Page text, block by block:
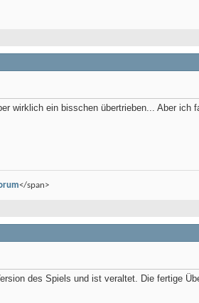
wirklich ein bisschen übertrieben... Aber ich
</span>
des Spiels und ist veraltet. Die fertige